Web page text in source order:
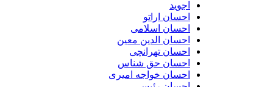
احسان اراتو
احسان اسلامی
احسان الدین معین
احسان تهرانچی
احسان حق شناس
احسان خواجه امیری